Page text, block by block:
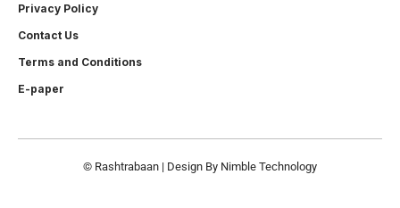
Privacy Policy
Contact Us
Terms and Conditions
E-paper
© Rashtrabaan | Design By Nimble Technology